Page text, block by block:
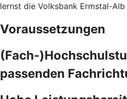
lernst die Volksbank Ermstal-
Voraussetzungen
(Fach-
passenden